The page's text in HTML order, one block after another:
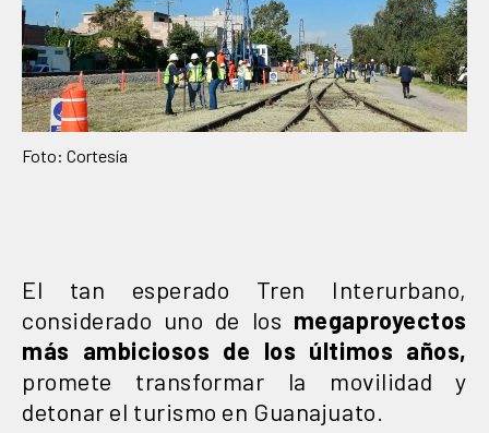
Foto: Cortesía
El tan esperado Tren Interurbano,
considerado uno de los megaproyectos
más ambiciosos de los últimos años,
promete transformar la movilidad y
detonar el turismo en Guanajuato.